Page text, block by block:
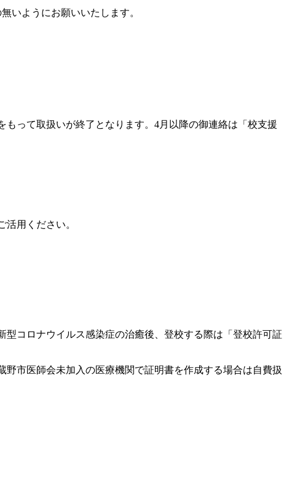
いようにお願いいたします。
もって取扱いが終了となります。4月以降の御連絡は「校支援
用ください。
コロナウイルス感染症の治癒後、登校する際は「登校許可証
市医師会未加入の医療機関で証明書を作成する場合は自費扱